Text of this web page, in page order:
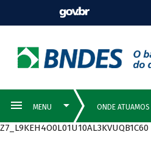
Z7_L9KEH4O0L01U10AL3KVUQB1C60